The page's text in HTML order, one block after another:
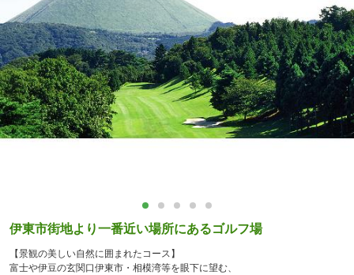
伊東市街地より一番近い場所にあるゴルフ場
【景観の美しい自然に囲まれたコース】
富士や伊豆の玄関口伊東市・相模湾等を眼下に望む、